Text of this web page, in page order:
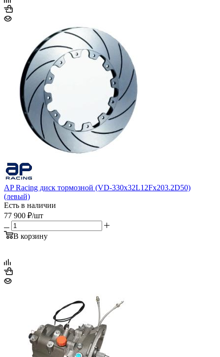
AP Racing диск тормозной (VD-330x32L12Fx203.2D50)
(левый)
Есть в наличии
77 900 ₽/шт
В корзину